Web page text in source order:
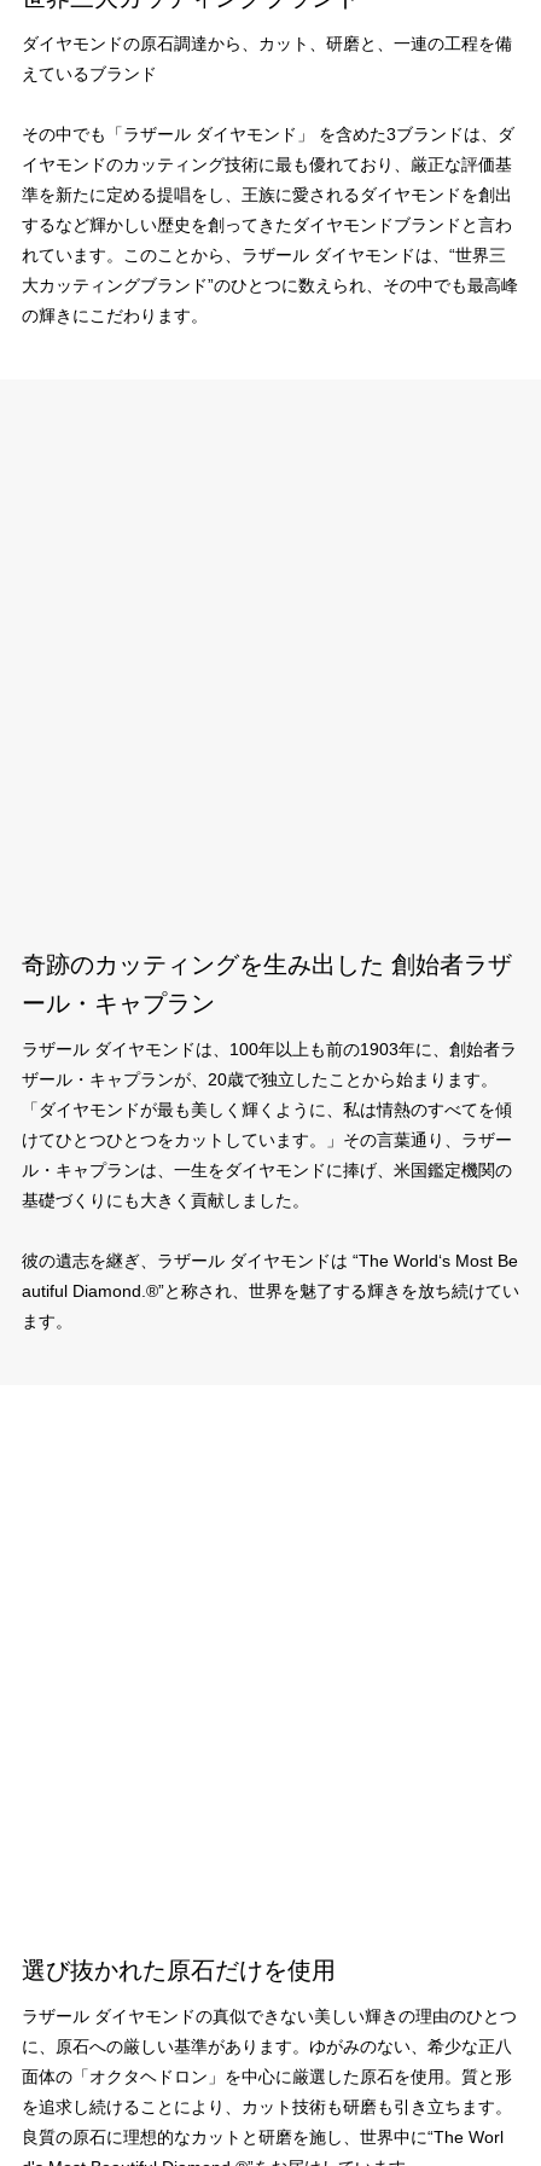
ダイヤモンドの原石調達から、カット、研磨と、一連の工程を備
えているブランド
その中でも「ラザール ダイヤモンド」 を含めた3ブランドは、ダ
イヤモンドのカッティング技術に最も優れており、厳正な評価基
準を新たに定める提唱をし、王族に愛されるダイヤモンドを創出
するなど輝かしい歴史を創ってきたダイヤモンドブランドと言わ
れています。このことから、ラザール ダイヤモンドは、“世界三
大カッティングブランド”のひとつに数えられ、その中でも最高峰
の輝きにこだわります。
奇跡のカッティングを生み出した 創始者ラザ
ール・キャプラン
ラザール ダイヤモンドは、100年以上も前の1903年に、創始者ラ
ザール・キャプランが、20歳で独立したことから始まります。
「ダイヤモンドが最も美しく輝くように、私は情熱のすべてを傾
けてひとつひとつをカットしています。」その言葉通り、ラザー
ル・キャプランは、一生をダイヤモンドに捧げ、米国鑑定機関の
基礎づくりにも大きく貢献しました。
彼の遺志を継ぎ、ラザール ダイヤモンドは “The World‘s Most Be
autiful Diamond.®”と称され、世界を魅了する輝きを放ち続けてい
ます。
選び抜かれた原石だけを使用
ラザール ダイヤモンドの真似できない美しい輝きの理由のひとつ
に、原石への厳しい基準があります。ゆがみのない、希少な正八
面体の「オクタヘドロン」を中心に厳選した原石を使用。質と形
を追求し続けることにより、カット技術も研磨も引き立ちます。
良質の原石に理想的なカットと研磨を施し、世界中に“The Worl